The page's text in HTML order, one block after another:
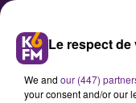
Le respect
We and our (447)
your consent and/or our